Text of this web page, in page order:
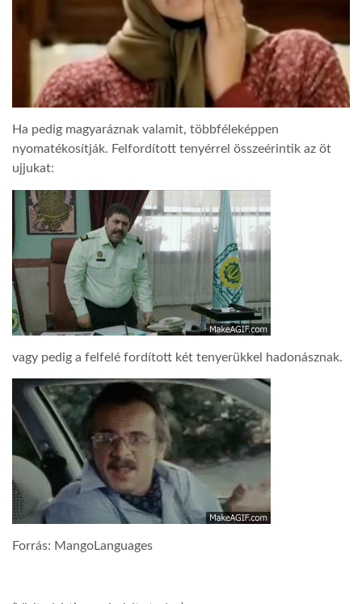
Ha pedig magyaráznak valamit, többféleképpen
nyomatékosítják. Felfordított tenyérrel összeérintik az öt
ujjukat:
vagy pedig a felfelé fordított két tenyerükkel hadonásznak.
Forrás: MangoLanguages